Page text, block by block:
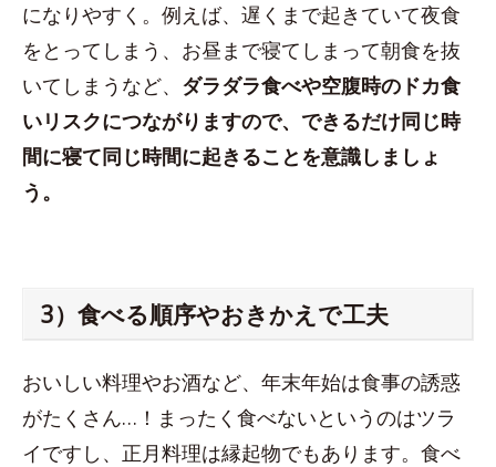
になりやすく。例えば、遅くまで起きていて夜食
をとってしまう、お昼まで寝てしまって朝食を抜
いてしまうなど、 ダラダラ食べや空腹時のドカ食
いリスクにつながりますので、できるだけ同じ時
間に寝て同じ時間に起きることを意識しましょ
う。
3）食べる順序やおきかえで工夫
おいしい料理やお酒など、年末年始は食事の誘惑
がたくさん…！まったく食べないというのはツラ
イですし、正月料理は縁起物でもあります。食べ